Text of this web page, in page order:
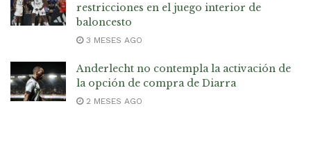
restricciones en el juego interior de
baloncesto
3 MESES AGO
Anderlecht no contempla la activación de
la opción de compra de Diarra
2 MESES AGO